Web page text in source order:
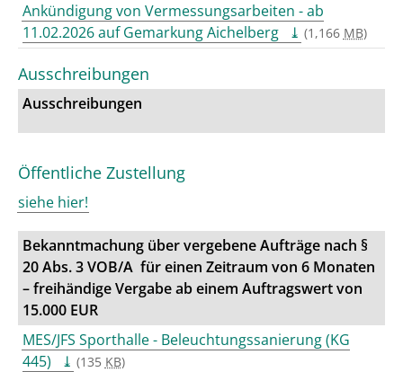
Ankündigung von Vermessungsarbeiten - ab
11.02.2026 auf Gemarkung Aichelberg
(1,166 MB)
Ausschreibungen
Ausschreibungen
Öffentliche Zustellung
siehe hier!
Bekanntmachung über vergebene Aufträge nach §
20 Abs. 3 VOB/A für einen Zeitraum von 6 Monaten
– freihändige Vergabe ab einem Auftragswert von
15.000 EUR
MES/JFS Sporthalle - Beleuchtungssanierung (KG
445)
(135 KB)